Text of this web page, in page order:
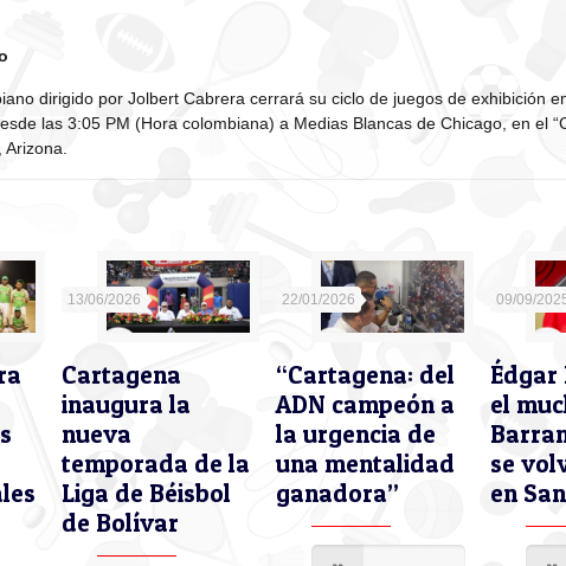
dirigido por Jolbert Cabrera cerrará su ciclo de juegos de exhibición
las 3:05 PM (Hora colombiana) a Medias Blancas de Chicago, en el
13/06/2026
Cartagena
inaugura la
nueva
temporada de la
Liga de Béisbol
de Bolívar
22/01/2026
“Cartagena: del
ADN campeón a
la urgencia de
una mentalidad
ganadora”
09/09/
Édgar
el
se
en